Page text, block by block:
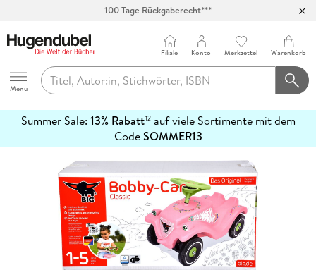
Hugendubel
Menu
Filiale Konto Merkzettel Warenkorb
Summer Sale: 13% Rabatt12auf viele Sortimente mit dem
CodeSOMMER13
erfahren